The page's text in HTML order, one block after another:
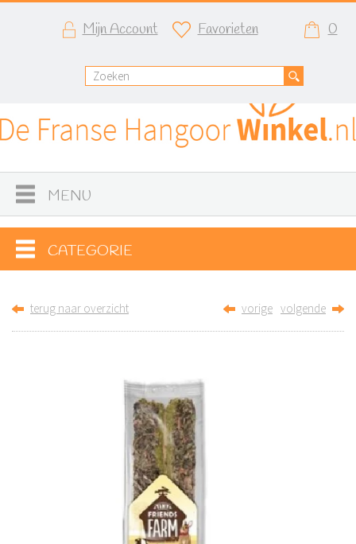
Mijn Account Favorieten 0
MENU
CATEGORIE
terug naar overzicht vorige volgende